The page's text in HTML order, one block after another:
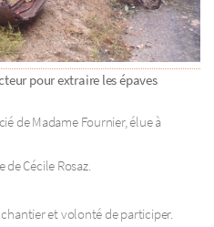
pour extraire les épaves
de Madame Fournier, élue à
de Cécile Rosaz.
et volonté de participer.